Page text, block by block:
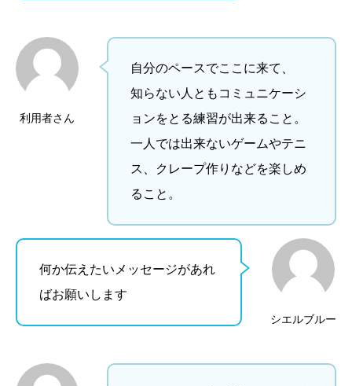
利用者さん
自分のペースでここに来て、
知らない人ともコミュニケーシ
ョンをとる練習が出来ること。
一人では出来ないゲームやテニ
ス、クレープ作りなどを楽しめ
ること。
シエルブルー
何か伝えたいメッセージがあれ
ばお願いします